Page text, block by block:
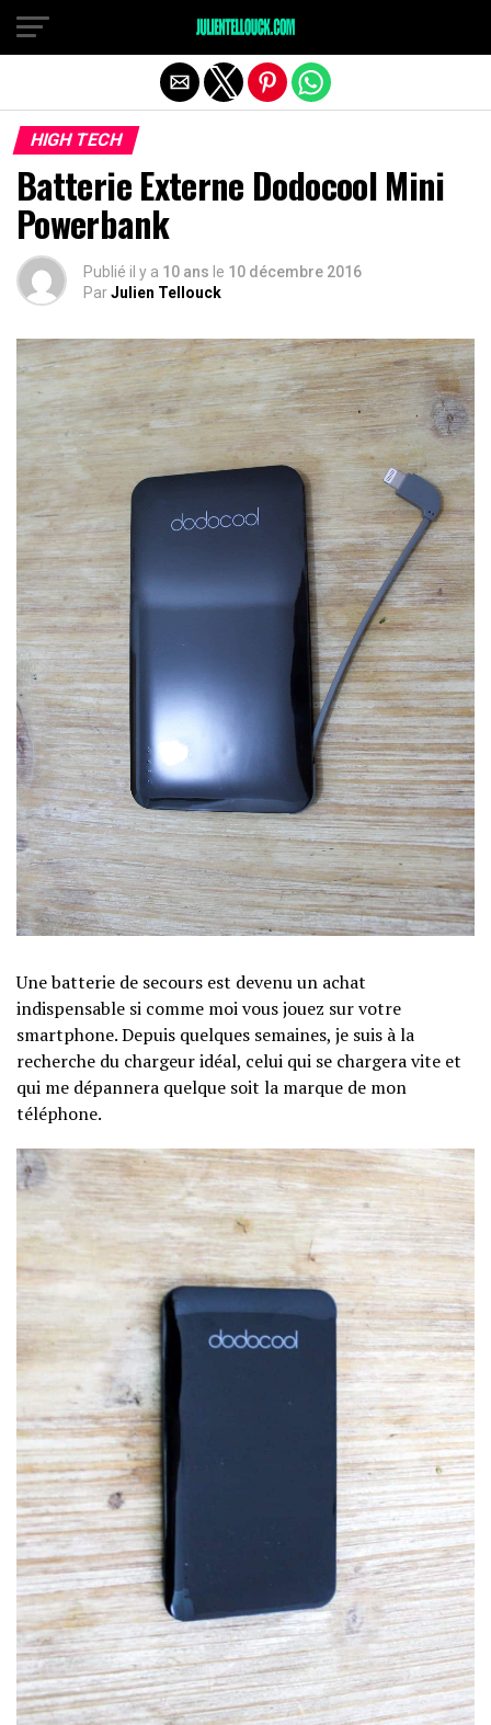
HIGH TECH
Batterie Externe Dodocool Mini
Powerbank
Publié il y a 10 ans le 10 décembre 2016
ParJulien Tellouck
Une batterie de secours est devenu un achat
indispensable si comme moi vous jouez sur votre
smartphone. Depuis quelques semaines, je suis à la
recherche du chargeur idéal, celui qui se chargera vite et
qui me dépannera quelque soit la marque de mon
téléphone.